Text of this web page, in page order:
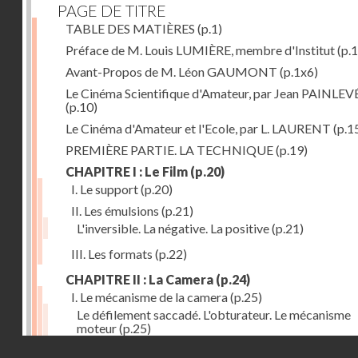
PAGE DE TITRE
TABLE DES MATIÈRES (p.1)
Préface de M. Louis LUMIÈRE, membre d'Institut
Avant-Propos de M. Léon GAUMONT (p.1x6)
Le Cinéma Scientifique d'Amateur, par Jean
(p.10)
Le Cinéma d'Amateur et l'Ecole, par L. LAURENT
PREMIÈRE PARTIE. LA TECHNIQUE(p.19)
CHAPITRE I : Le Film (p.20)
I. Le support(p.20)
II. Les émulsions (p.21)
L'inversible. La négative. La positive(p.21)
III. Les formats (p.22)
CHAPITRE II : La Camera (p.24)
I. Le mécanisme de la camera(p.25)
Le défilement saccadé. L'obturateur. Le mécanisme
moteur(p.25)